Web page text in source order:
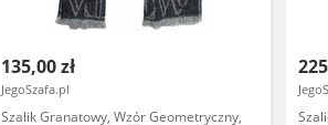
135,00 zł
JegoSzafa.pl
Szalik Granatowy, Wzór Geometryczny,